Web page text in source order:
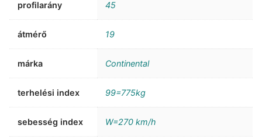
profilarány 45
átmérő 19
márka Continental
terhelési index 99=775kg
sebesség index W=270 km/h